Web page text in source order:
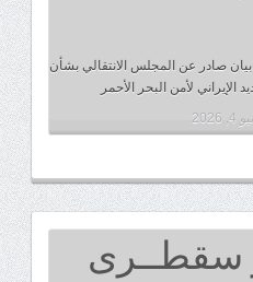
صادر عن المجلس الانتقالي بشأن
الإيراني لأمن البحر الأحمر
2026
سقطــرى